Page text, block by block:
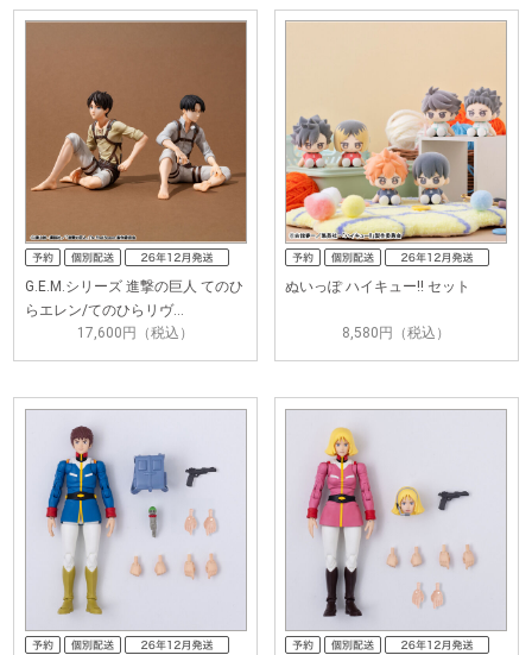
G.E.M.シリーズ 進撃の巨人 てのひ
らエレン/てのひらリヴ…
17,600円（税込）
ぬいっぽ ハイキュー!! セット
8,580円（税込）